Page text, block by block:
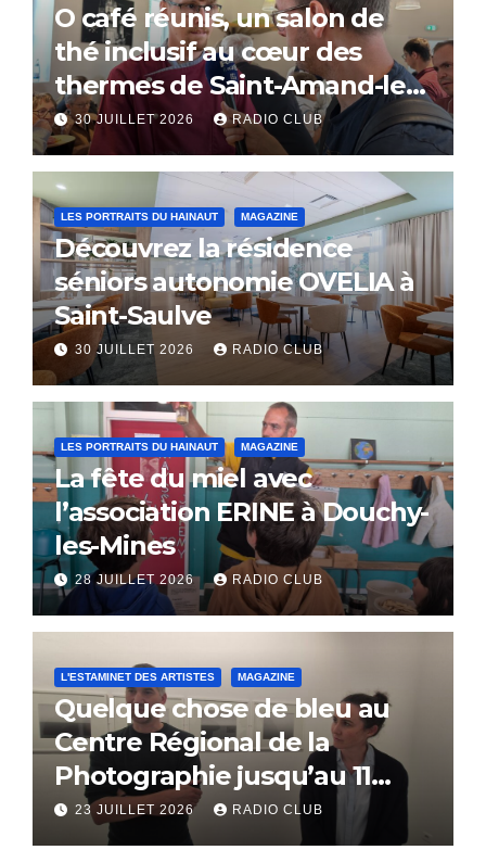
O café réunis, un salon de
thé inclusif au cœur des
thermes de Saint-Amand-les-
Eaux
30 JUILLET 2026 RADIO CLUB
LES PORTRAITS DU HAINAUT MAGAZINE
Découvrez la résidence
séniors autonomie OVELIA à
Saint-Saulve
30 JUILLET 2026 RADIO CLUB
LES PORTRAITS DU HAINAUT MAGAZINE
La fête du miel avec
l’association ERINE à Douchy-
les-Mines
28 JUILLET 2026 RADIO CLUB
L'ESTAMINET DES ARTISTES MAGAZINE
Quelque chose de bleu au
Centre Régional de la
Photographie jusqu’au 11
octobre
23 JUILLET 2026 RADIO CLUB